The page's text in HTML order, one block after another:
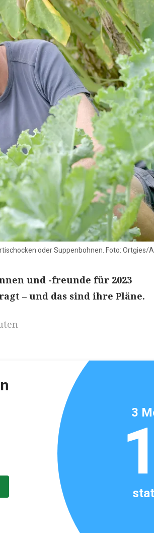
oder Suppenbohnen. Foto: Ortgies/
und -freunde für 2023
– und das sind ihre Pläne.
3